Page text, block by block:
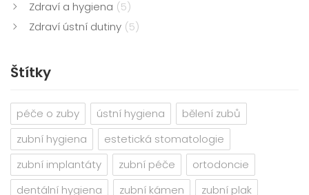
Zdraví a hygiena (5)
Zdraví ústní dutiny (5)
Štítky
péče o zuby ústní hygiena
bělení zubů
zubní hygiena
estetická stomatologie
zubní implantáty
zubní péče
ortodoncie
dentální hygiena
zubní kámen
zubní plak